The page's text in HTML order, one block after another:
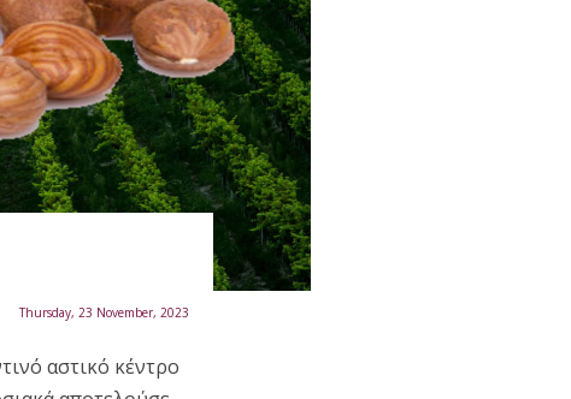
Thursday, 23 November, 2023
αστικό κέντρο